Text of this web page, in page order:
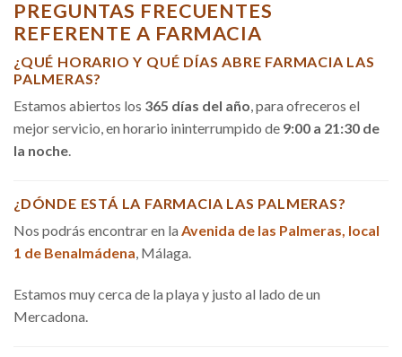
PREGUNTAS FRECUENTES
REFERENTE A FARMACIA
¿QUÉ HORARIO Y QUÉ DÍAS ABRE FARMACIA LAS
PALMERAS?
Estamos abiertos los 365 días del año, para ofreceros el
mejor servicio, en horario ininterrumpido de 9:00 a 21:30 de
la noche.
¿DÓNDE ESTÁ LA FARMACIA LAS PALMERAS?
Nos podrás encontrar en la Avenida de las Palmeras, local
1 de Benalmádena, Málaga.
Estamos muy cerca de la playa y justo al lado de un
Mercadona.